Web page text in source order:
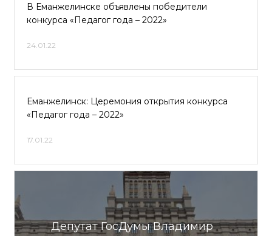
В Еманжелинске объявлены победители
конкурса «Педагог года – 2022»
24.01.22
Еманжелинск: Церемония открытия конкурса
«Педагог года – 2022»
17.01.22
Депутат ГосДумы Владимир